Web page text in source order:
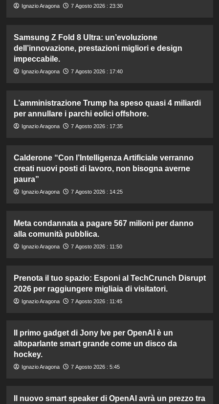
Ignazio Aragona 7 Agosto 2026 : 23:30
Samsung Z Fold 8 Ultra: un’evoluzione
dell’innovazione, prestazioni migliori e design
impeccabile.
Ignazio Aragona 7 Agosto 2026 : 17:40
L’amministrazione Trump ha speso quasi 4 miliardi
per annullare i parchi eolici offshore.
Ignazio Aragona 7 Agosto 2026 : 17:35
Calderone “Con l’Intelligenza Artificiale verranno
creati nuovi posti di lavoro, non bisogna averne
paura”
Ignazio Aragona 7 Agosto 2026 : 14:25
Meta condannata a pagare 567 milioni per danno
alla comunità pubblica.
Ignazio Aragona 7 Agosto 2026 : 11:50
Prenota il tuo spazio: Esponi al TechCrunch Disrupt
2026 per raggiungere migliaia di visitatori.
Ignazio Aragona 7 Agosto 2026 : 11:45
Il primo gadget di Jony Ive per OpenAI è un
altoparlante smart grande come un disco da
hockey.
Ignazio Aragona 7 Agosto 2026 : 5:45
Il nuovo smart speaker di OpenAI avrà un prezzo tra